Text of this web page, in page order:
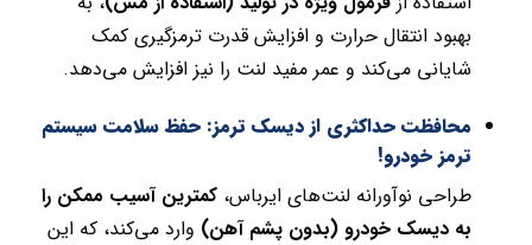
بهبود انتقال حرارت و افزایش قدرت ترمزگیری کمک
شایانی می‌کند و عمر مفید لنت را نیز افزایش می‌دهد.
محافظت حداکثری از دیسک ترمز: حفظ سلامت سیستم
ترمز خودرو!
طراحی نوآورانه لنت‌های ایرباس،کمترین آسیب ممکن را
به دیسک خودرو (بدون پشم آهن)وارد می‌کند، که این